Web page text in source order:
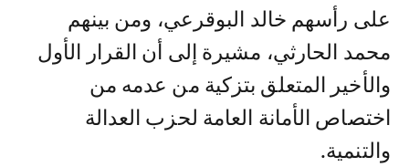
على رأسهم خالد البوقرعي، ومن بينهم
محمد الحارثي، مشيرة إلى أن القرار الأول
والأخير المتعلق بتزكية من عدمه من
اختصاص الأمانة العامة لحزب العدالة
والتنمية.